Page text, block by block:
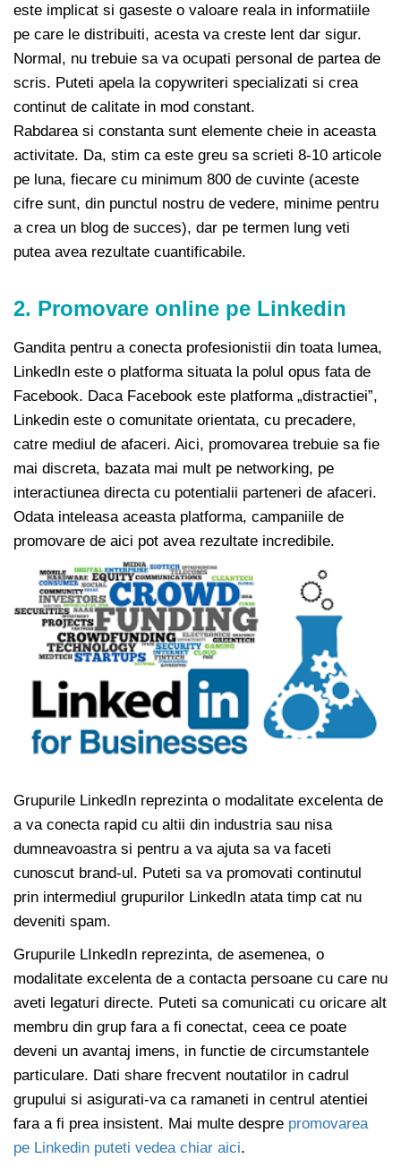
este implicat si gaseste o valoare reala in informatiile
pe care le distribuiti, acesta va creste lent dar sigur.
Normal, nu trebuie sa va ocupati personal de partea de
scris. Puteti apela la copywriteri specializati si crea
continut de calitate in mod constant.
Rabdarea si constanta sunt elemente cheie in aceasta
activitate. Da, stim ca este greu sa scrieti 8-10 articole
pe luna, fiecare cu minimum 800 de cuvinte (aceste
cifre sunt, din punctul nostru de vedere, minime pentru
a crea un blog de succes), dar pe termen lung veti
putea avea rezultate cuantificabile.
2. Promovare online pe Linkedin
Gandita pentru a conecta profesionistii din toata lumea,
LinkedIn este o platforma situata la polul opus fata de
Facebook. Daca Facebook este platforma „distractiei”,
Linkedin este o comunitate orientata, cu precadere,
catre mediul de afaceri. Aici, promovarea trebuie sa fie
mai discreta, bazata mai mult pe networking, pe
interactiunea directa cu potentialii parteneri de afaceri.
Odata inteleasa aceasta platforma, campaniile de
promovare de aici pot avea rezultate incredibile.
Grupurile LinkedIn reprezinta o modalitate excelenta de
a va conecta rapid cu altii din industria sau nisa
dumneavoastra si pentru a va ajuta sa va faceti
cunoscut brand-ul. Puteti sa va promovati continutul
prin intermediul grupurilor LinkedIn atata timp cat nu
deveniti spam.
Grupurile LInkedIn reprezinta, de asemenea, o
modalitate excelenta de a contacta persoane cu care nu
aveti legaturi directe. Puteti sa comunicati cu oricare alt
membru din grup fara a fi conectat, ceea ce poate
deveni un avantaj imens, in functie de circumstantele
particulare. Dati share frecvent noutatilor in cadrul
grupului si asigurati-va ca ramaneti in centrul atentiei
fara a fi prea insistent. Mai multe despre promovarea
pe Linkedin puteti vedea chiar aici.